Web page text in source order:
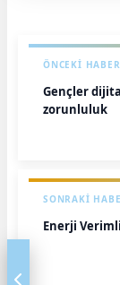
ÖNCEKI HABER
Gençler
zorunluluk
SONRAKI
Enerji